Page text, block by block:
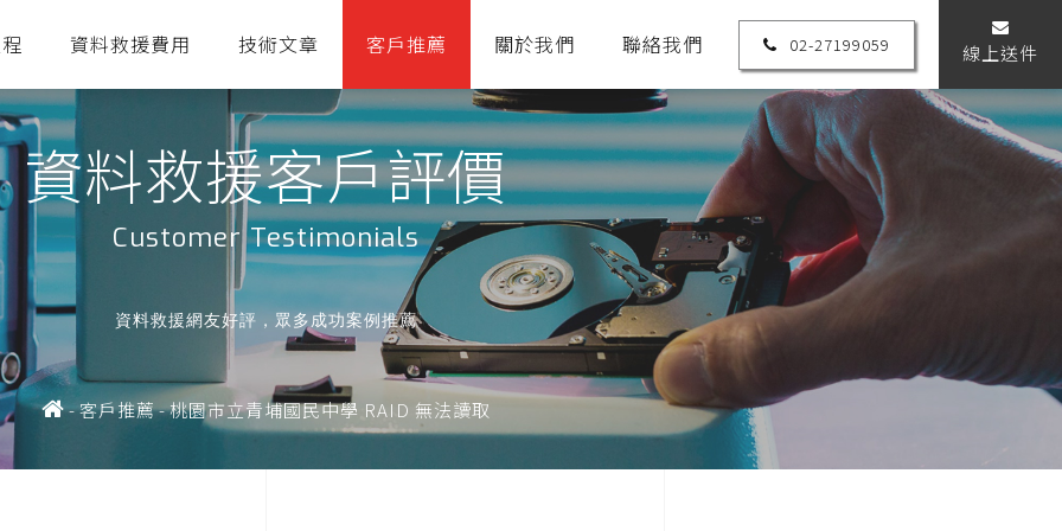
資料救援費用 技術文章 客戶推薦 關於我們 聯絡我們 02-27199059 線上送件
資料救援客戶評價
Customer Testimonials
資料救援網友好評，眾多成功案例推薦
-客戶推薦-桃園市立青埔國民中學 RAID 無法讀取